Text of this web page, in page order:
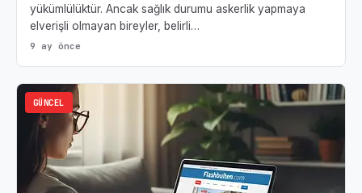
yükümlülüktür. Ancak sağlık durumu askerlik yapmaya
elverişli olmayan bireyler, belirli…
9 ay önce
GÜNCEL